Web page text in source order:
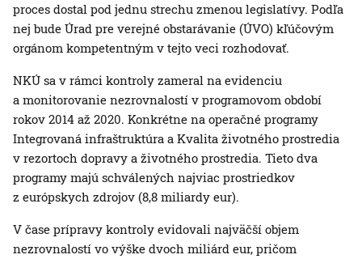
proces dostal pod jednu strechu zmenou legislatívy. Podľa
nej bude Úrad pre verejné obstarávanie (ÚVO) kľúčovým
orgánom kompetentným v tejto veci rozhodovať.
NKÚ sa v rámci kontroly zameral na evidenciu
a monitorovanie nezrovnalostí v programovom období
rokov 2014 až 2020. Konkrétne na operačné programy
Integrovaná infraštruktúra a Kvalita životného prostredia
v rezortoch dopravy a životného prostredia. Tieto dva
programy majú schválených najviac prostriedkov
z európskych zdrojov (8,8 miliardy eur).
V čase prípravy kontroly evidovali najväčší objem
nezrovnalostí vo výške dvoch miliárd eur, pričom